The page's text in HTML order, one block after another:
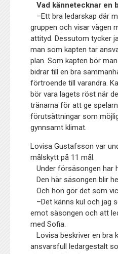
Vad kännetecknar en
–Ett bra ledarskap där
gruppen och visar vägen
attityd. Dessutom tycker
man som kapten tar
plan. Som kapten bör
bidrar till en bra
förtroende till varandra.
bör vara lagets röst när
tränarna för att ge
förutsättningar som
gynnsamt klimat.
Lovisa Gustafsson var
målskytt på 11 mål.
Under försäsongen har
Den här säsongen blir
Och hon gör det som
–Det känns kul och jag
emot säsongen och att
med Sofia.
Lovisa beskriver en bra
ansvarsfull ledargestalt